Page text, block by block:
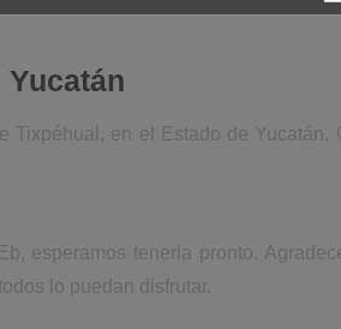
en el Estado de
esperamos tenerla pronto.
lo puedan disfrutar.